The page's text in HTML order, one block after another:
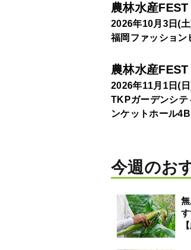
農林水産FEST
2026年10月3日(
福岡ファッション
農林水産FEST
2026年11月1日(
TKPガーデンシテ
ンケットホール4B
今週のお